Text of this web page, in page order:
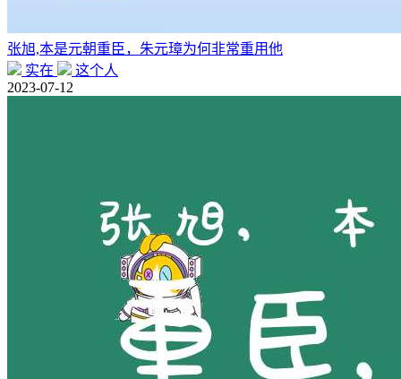
张旭,本是元朝重臣，朱元璋为何非常重用他
实在
这个人
2023-07-12